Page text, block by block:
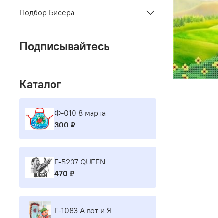
Подбор Бисера
Подписывайтесь
Каталог
Ф-010 8 марта
300 ₽
Г-5237 QUEEN.
470 ₽
Г-1083 А вот и Я